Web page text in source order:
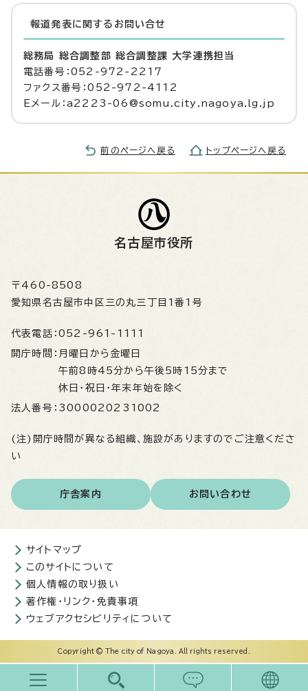
報道発表に関するお問い合せ
総務局 総合調整部 総合調整課 大学連携担当
電話番号：052-972-2217
ファクス番号：052-972-4112
Eメール：a2223-06@somu.city.nagoya.lg.jp
前のページへ戻る トップページへ戻る
名古屋市役所
〒460-8508
愛知県名古屋市中区三の丸三丁目1番1号
代表電話： 052-961-1111
開庁時間： 月曜日から金曜日
午前8時45分から午後5時15分まで
休日・祝日・年末年始を除く
法人番号： 3000020231002
(注)開庁時間が異なる組織、施設がありますのでご注意くださ
い
庁舎案内 お問い合わせ
サイトマップ
このサイトについて
個人情報の取り扱い
著作権・リンク・免責事項
ウェブアクセシビリティについて
Copyright © The city of Nagoya. All rights reserved.